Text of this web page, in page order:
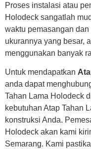
Proses instalasi atau
Holodeck sangatlah
waktu pemasangan
ukurannya yang besar,
menggunakan banyak
Untuk mendapatkan
anda dapat
Tahan Lama Holodeck
kebutuhan Atap Tahan
konstruksi Anda.
Holodeck akan kami
Semarang. Kami